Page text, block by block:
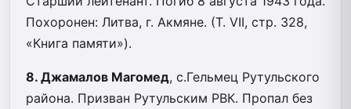
Похоронен: Литва, г. Акмяне. (Т. VII, стр. 328,
«Книга памяти»).
8. Джамалов Магомед, с.Гельмец Рутульского
района. Призван Рутульским РВК. Пропал без